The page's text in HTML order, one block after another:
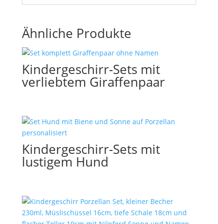
Ähnliche Produkte
Kindergeschirr-Sets mit
verliebtem Giraffenpaar
Kindergeschirr-Sets mit
lustigem Hund